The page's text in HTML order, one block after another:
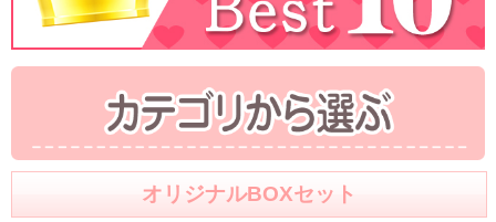
オリジナルBOXセット